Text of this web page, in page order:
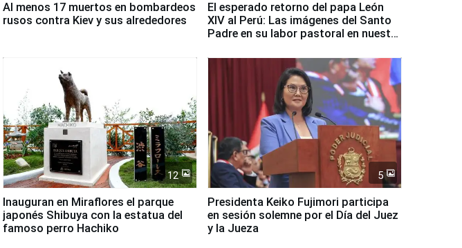
Al menos 17 muertos en bombardeos
rusos contra Kiev y sus alrededores
El esperado retorno del papa León
XIV al Perú: Las imágenes del Santo
Padre en su labor pastoral en nuestro
12
Inauguran en Miraflores el parque
japonés Shibuya con la estatua del
famoso perro Hachiko
5
Presidenta Keiko Fujimori participa
en sesión solemne por el Día del Juez
y la Jueza